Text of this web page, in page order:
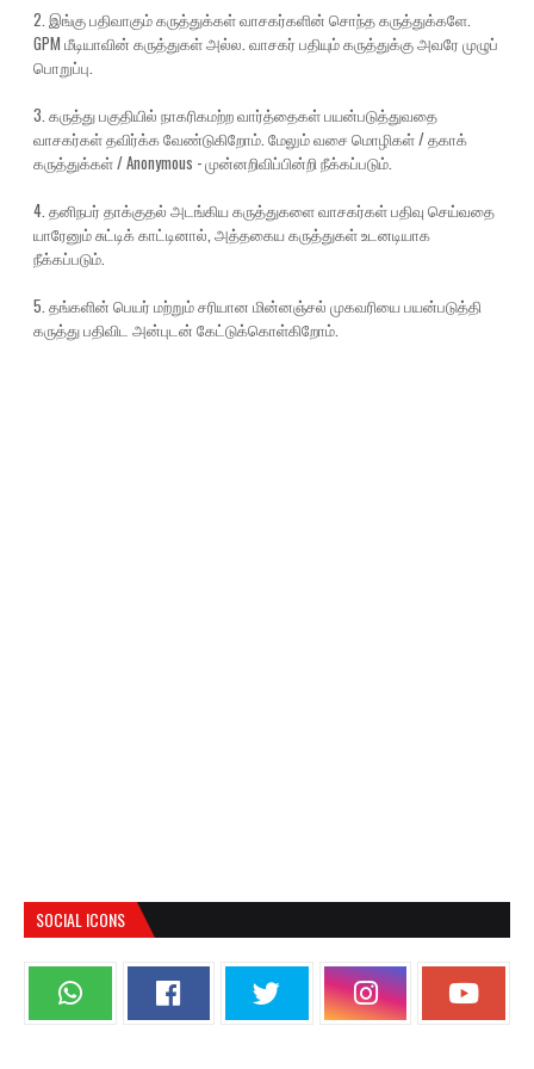
2. இங்கு பதிவாகும் கருத்துக்கள் வாசகர்களின் சொந்த கருத்துக்களே.
GPM மீடியாவின் கருத்துகள் அல்ல. வாசகர் பதியும் கருத்துக்கு அவரே முழுப்
பொறுப்பு.
3. கருத்து பகுதியில் நாகரிகமற்ற வார்த்தைகள் பயன்படுத்துவதை
வாசகர்கள் தவிர்க்க வேண்டுகிறோம். மேலும் வசை மொழிகள் / தகாக்
கருத்துக்கள் / Anonymous - முன்னறிவிப்பின்றி நீக்கப்படும்.
4. தனிநபர் தாக்குதல் அடங்கிய கருத்துகளை வாசகர்கள் பதிவு செய்வதை
யாரேனும் சுட்டிக் காட்டினால், அத்தகைய கருத்துகள் உடனடியாக
நீக்கப்படும்.
5. தங்களின் பெயர் மற்றும் சரியான மின்னஞ்சல் முகவரியை பயன்படுத்தி
கருத்து பதிவிட அன்புடன் கேட்டுக்கொள்கிறோம்.
SOCIAL ICONS